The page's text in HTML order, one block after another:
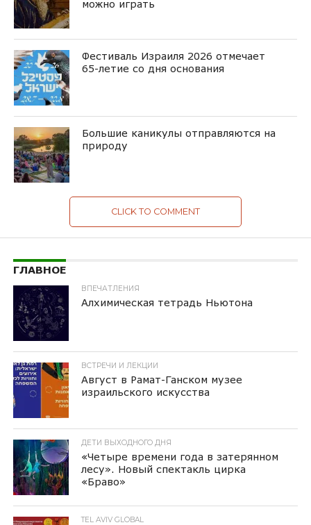
можно играть
Фестиваль Израиля 2026 отмечает
65-летие со дня основания
Большие каникулы отправляются на
природу
CLICK TO COMMENT
ГЛАВНОЕ
ВПЕЧАТЛЕНИЯ
Алхимическая тетрадь Ньютона
ВСТРЕЧИ И ЛЕКЦИИ
Август в Рамат-Ганском музее
израильского искусства
ДЕТИ ВЫХОДНОГО ДНЯ
«Четыре времени года в затерянном
лесу». Новый спектакль цирка
«Браво»
TEL AVIV GLOBAL